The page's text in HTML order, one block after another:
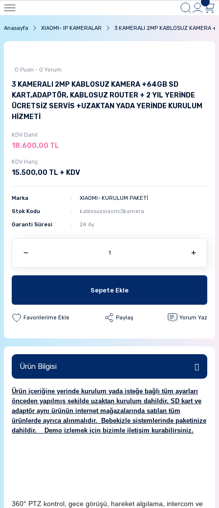
Anasayfa XIAOMI- IP KAMERALAR 3 KAMERALI 2MP KABLOSUZ KAMERA
0 Puan - 0 Yorum
3 KAMERALI 2MP KABLOSUZ KAMERA +64GB SD
KART,ADAPTÖR, KABLOSUZ ROUTER + 2 YIL YERİNDE
ÜCRETSİZ SERVİS +UZAKTAN YADA YERİNDE KURULUM
HİZMETİ
KDV Dahil
18.600,00 TL
KDV Hariç
15.500,00 TL + KDV
Marka XIAOMI- KURULUM PAKETİ
Stok Kodu kablosuzxiaomi3kamera
Garanti Süresi 24 Ay
Sepete Ekle
Paylaş Yorum Yaz
Ürün Bilgisi
Ürün içeriğine yerinde kurulum yada isteğe bağlı tüm ayarları
önceden yapılmış şekilde uzaktan kurulum dahildir. SD kart ve
adaptör aynı ürünün internet mağazalarında satılan tüm
ürünlerde ayrıca alınmalıdır.
Bebekizle sistemlerinde paketinize
dahildir.
Demo izlemek için bizimle iletişim kurabilirsiniz.
360° PTZ kontrol, gece görüşü, hareket algılama, intercom ve